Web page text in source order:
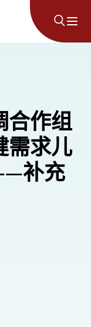
合作组
需求儿
补充